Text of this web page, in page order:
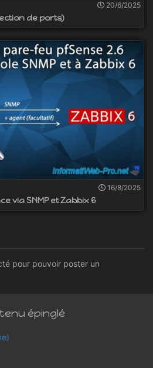
20/6/2025
de ports)
16/8/2025
via SNMP et Zabbix 6
pour pouvoir poster un
épinglé